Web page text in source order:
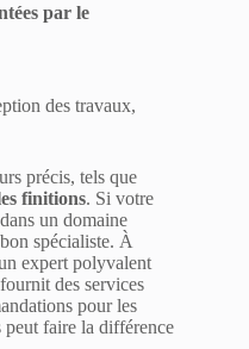
par le
des travaux,
précis, tels que
finitions. Si votre
un domaine
spécialiste. À
expert polyvalent
des services
pour les
peut faire la différence